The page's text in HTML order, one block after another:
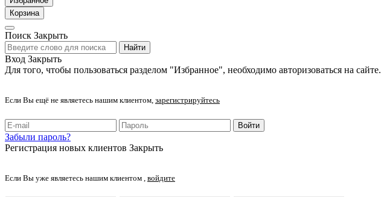
Корзина
Поиск Закрыть
Найти
Вход Закрыть
Для того, чтобы пользоваться разделом "Избранное", необходимо авторизоваться на сайте.
Если Вы ещё не являетесь нашим клиентом, зарегистрируйтесь
Войти
Забыли пароль?
Регистрация новых клиентов Закрыть
Если Вы уже являетесь нашим клиентом , войдите